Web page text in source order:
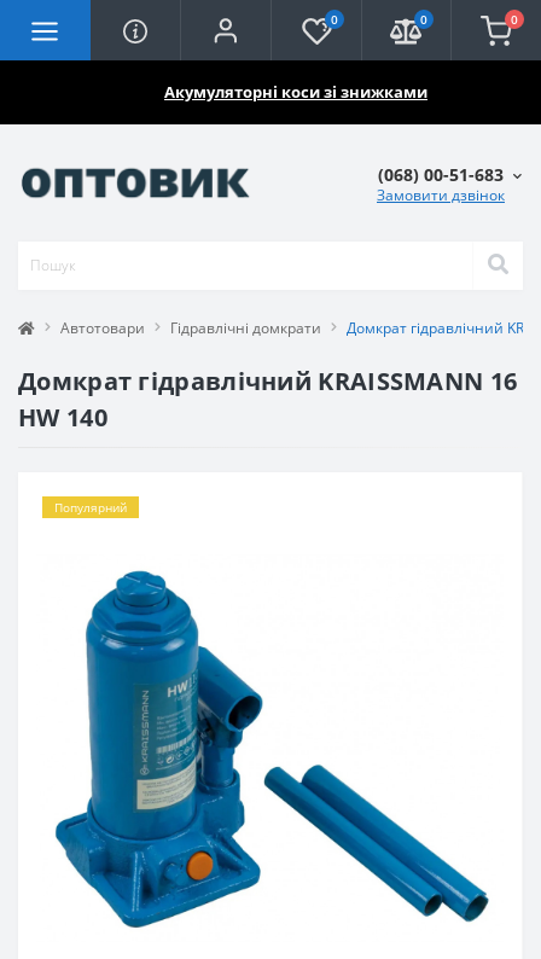
Акумуляторні коси зі знижками
0 0 0
(068) 00-51-683
Замовити дзвінок
Автотовари Гідравлічні домкрати Домкрат гідравлічний
Домкрат гідравлічний KRAISSMANN 16
HW 140
Популярний